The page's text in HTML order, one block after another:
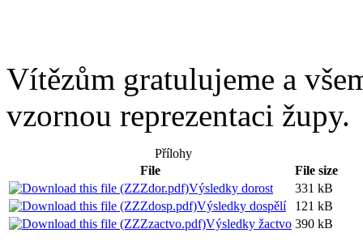
Vítězům gratulujeme a
vzornou reprezentaci župy.
Přílohy
File
File size
Výsledky dorost
331 kB
Výsledky dospělí
121 kB
Výsledky žactvo 390 kB